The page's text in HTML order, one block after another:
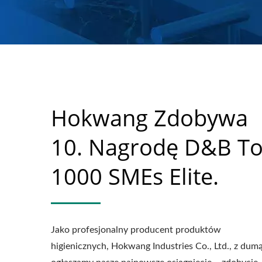
Hokwang Zdobywa
10. Nagrodę D&B
1000 SMEs Elite.
Jako profesjonalny producent produktów
higienicznych, Hokwang Industries Co., Ltd., z